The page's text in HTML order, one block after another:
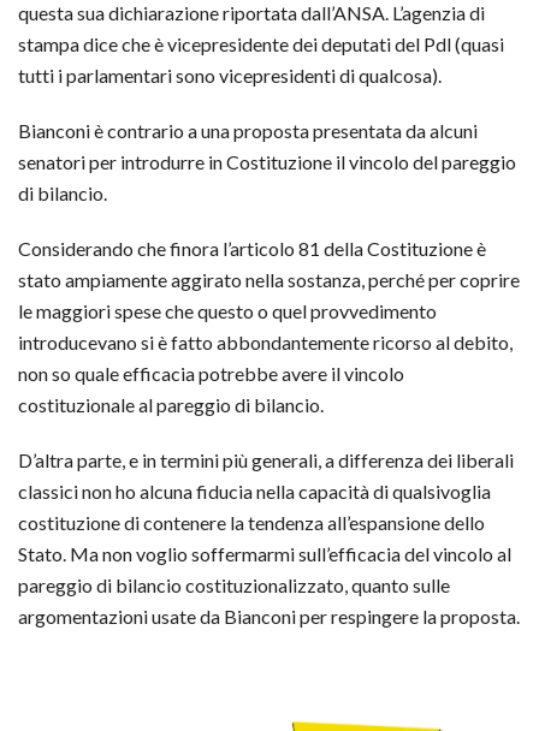
questa sua dichiarazione riportata dall’ANSA. L’agenzia di
stampa dice che è vicepresidente dei deputati del Pdl (quasi
tutti i parlamentari sono vicepresidenti di qualcosa).
Bianconi è contrario a una proposta presentata da alcuni
senatori per introdurre in Costituzione il vincolo del pareggio
di bilancio.
Considerando che finora l’articolo 81 della Costituzione è
stato ampiamente aggirato nella sostanza, perché per coprire
le maggiori spese che questo o quel provvedimento
introducevano si è fatto abbondantemente ricorso al debito,
non so quale efficacia potrebbe avere il vincolo
costituzionale al pareggio di bilancio.
D’altra parte, e in termini più generali, a differenza dei liberali
classici non ho alcuna fiducia nella capacità di qualsivoglia
costituzione di contenere la tendenza all’espansione dello
Stato. Ma non voglio soffermarmi sull’efficacia del vincolo al
pareggio di bilancio costituzionalizzato, quanto sulle
argomentazioni usate da Bianconi per respingere la proposta.